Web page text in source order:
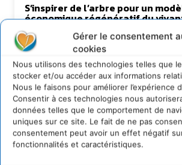
Gérer le consentement
cookies
Nous utilisons des technologies telles que
stocker et/ou accéder aux informations
Nous le faisons pour améliorer l’expérience
Consentir à ces technologies nous
données telles que le comportement de
uniques sur ce site. Le fait de ne pas
consentement peut avoir un effet négatif
fonctionnalités et caractéristiques.
S’inspirer de l’arbre pour un
économique régénératif du
5 août 2026
IPBES : le « GIEC de la
entreprises à devenir des alliées
4 août 2026
Comment le sol français a perdu
hydrique et déréglé tout le
2026)
2 août 2026